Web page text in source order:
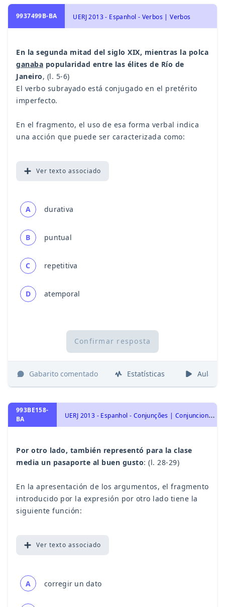
9937499B-BA UERJ 2013 - Espanhol - Verbos | Verbos
En la segunda mitad del siglo XIX, mientras la polca
ganaba popularidad entre las élites de Río de
Janeiro, (l. 5-6)
El verbo subrayado está conjugado en el pretérito
imperfecto.
En el fragmento, el uso de esa forma verbal indica
una acción que puede ser caracterizada como:
Ver texto associado
A durativa
B puntual
C repetitiva
D atemporal
Confirmar resposta
Gabarito comentado Estatísticas Aulas
993BE158-
BA
U
ERJ 2013 - Espanhol - Conjunções | Conjunciones, Interpretação de Texto | Comprensión de Lectura
Por otro lado, también representó para la clase
media un pasaporte al buen gusto: (l. 28-29)
En la apresentación de los argumentos, el fragmento
introducido por la expresión por otro lado tiene la
siguiente función:
Ver texto associado
A corregir un dato